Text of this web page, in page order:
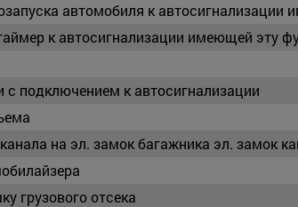
автомобиля к
к автосигнализации имеющей эту
с подключением к автосигнализации
на эл. замок багажника эл. замок
грузового отсека